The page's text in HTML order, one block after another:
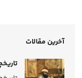
آخرین مقالات